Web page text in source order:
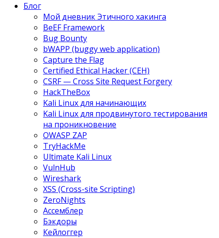
Блог
Мой дневник Этичного хакинга
BeEF Framework
Bug Bounty
bWAPP (buggy web application)
Capture the Flag
Certified Ethical Hacker (CEH)
CSRF — Cross Site Request Forgery
HackTheBox
Kali Linux для начинающих
Kali Linux для продвинутого тестирования
на проникновение
OWASP ZAP
TryHackMe
Ultimate Kali Linux
VulnHub
Wireshark
XSS (Cross-site Scripting)
ZeroNights
Ассемблер
Бэкдоры
Кейлоггер